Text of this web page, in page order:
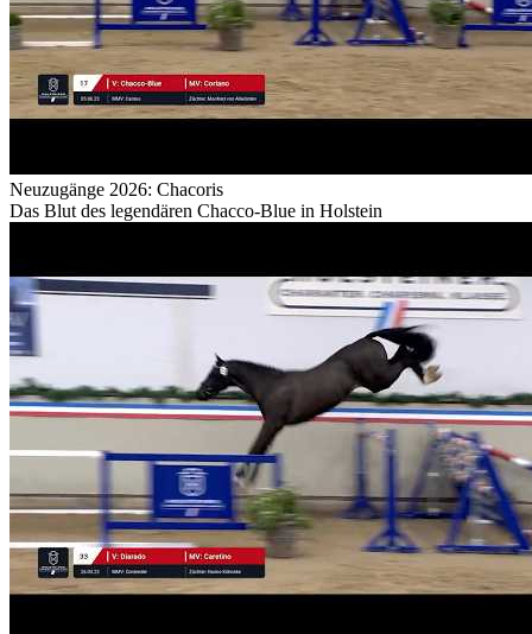
Neuzugänge 2026: Chacoris
Das Blut des legendären Chacco-Blue in Holstein